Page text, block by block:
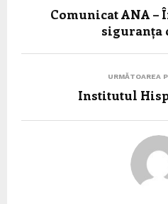
Comunicat ANA –
siguranța
URMĂTOAREA
Institutul